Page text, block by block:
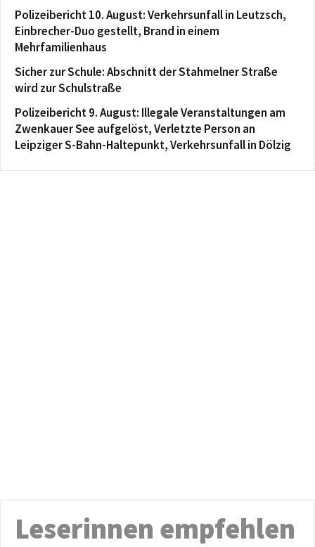
Polizeibericht 10. August: Verkehrsunfall in Leutzsch,
Einbrecher-Duo gestellt, Brand in einem
Mehrfamilienhaus
Sicher zur Schule: Abschnitt der Stahmelner Straße
wird zur Schulstraße
Polizeibericht 9. August: Illegale Veranstaltungen am
Zwenkauer See aufgelöst, Verletzte Person an
Leipziger S-Bahn-Haltepunkt, Verkehrsunfall in Dölzig
Leserinnen empfehlen